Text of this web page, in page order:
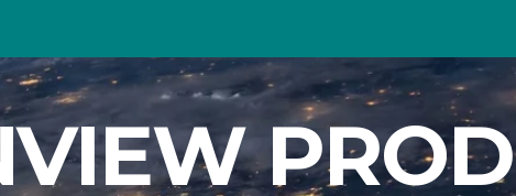
PROD